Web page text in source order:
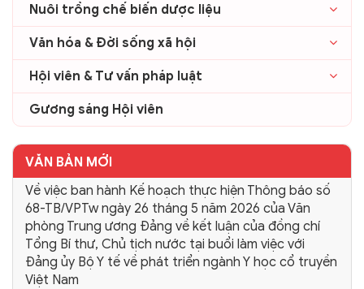
Nuôi trồng chế biến dược liệu
Văn hóa & Đời sống xã hội
Hội viên & Tư vấn pháp luật
Gương sáng Hội viên
VĂN BẢN MỚI
Về việc ban hành Kế hoạch thực hiện Thông báo số
68-TB/VPTw ngày 26 tháng 5 năm 2026 của Văn
phòng Trung ương Đảng về kết luận của đồng chí
Tổng Bí thư, Chủ tịch nước tại buổi làm việc với
Đảng ủy Bộ Y tế về phát triển ngành Y học cổ truyền
Việt Nam